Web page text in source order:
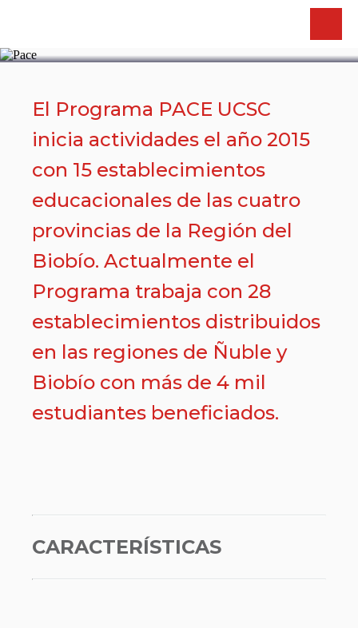
El Programa PACE UCSC
inicia actividades el año 2015
con 15 establecimientos
educacionales de las cuatro
provincias de la Región del
Biobío. Actualmente el
Programa trabaja con 28
establecimientos distribuidos
en las regiones de Ñuble y
Biobío con más de 4 mil
estudiantes beneficiados.
CARACTERÍSTICAS